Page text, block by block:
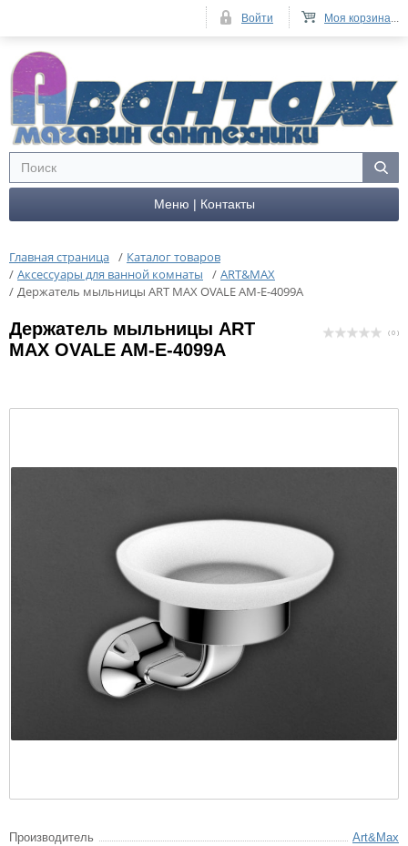
Меню | Контакты
Главная страница / Каталог товаров
/ Аксессуары для ванной комнаты / ART&MAX
/ Держатель мыльницы ART MAX OVALE AM-E-4099A
Держатель мыльницы ART
MAX OVALE AM-E-4099A
( 0 )
Производитель
Art&Max
Моя корзина...
Войти